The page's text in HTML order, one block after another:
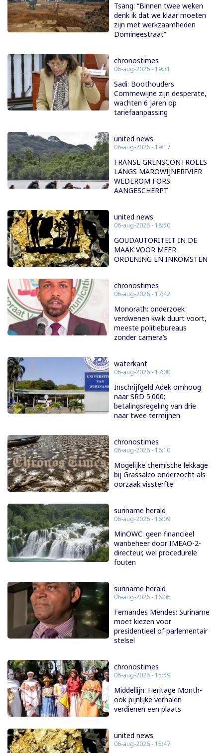
Tsang: “Binnen twee weken
denk ik dat we klaar moeten
zijn met werkzaamheden
Domineestraat”
chronostimes
06-aug-2026 - 19:31
Sadi: Boothouders
Commewijne zijn desperate,
wachten 6 jaren op
tariefaanpassing
united news
06-aug-2026 - 19:17
FRANSE GRENSCONTROLES
LANGS MAROWIJNERIVIER
WEDEROM FORS
AANGESCHERPT
united news
06-aug-2026 - 18:50
GOUDAUTORITEIT IN DE
MAAK VOOR MEER
ORDENING EN INKOMSTEN
chronostimes
06-aug-2026 - 17:42
Monorath: onderzoek
verdwenen kwik duurt voort,
meeste politiebureaus
zonder camera’s
waterkant
06-aug-2026 - 17:00
Inschrijfgeld Adek omhoog
naar SRD 5.000;
betalingsregeling van drie
naar twee termijnen
chronostimes
06-aug-2026 - 16:10
Mogelijke chemische lekkage
bij Grassalco onderzocht als
oorzaak vissterfte
suriname herald
06-aug-2026 - 16:09
MinOWC: geen financieel
wanbeheer door IMEAO-2-
directeur, wel procedurele
fouten
suriname herald
06-aug-2026 - 16:06
Fernandes Mendes: Suriname
moet kiezen voor
presidentieel of parlementair
stelsel
chronostimes
06-aug-2026 - 15:59
Middellijn: Heritage Month-
ook pijnlijke verhalen
verdienen een plaats
united news
06-aug-2026 - 15:47